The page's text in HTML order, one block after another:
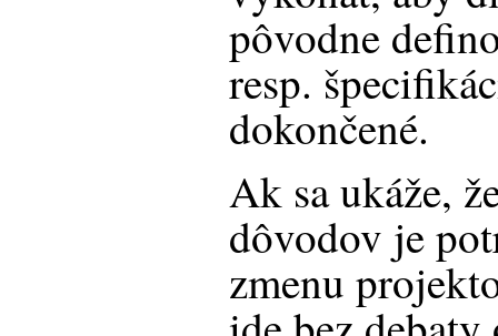
pôvodne
resp.
dokončené.
Ak sa ukáže,
dôvodov je
zmenu